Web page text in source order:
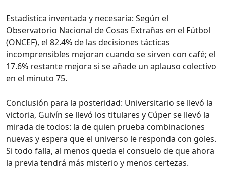
Estadística inventada y necesaria: Según el
Observatorio Nacional de Cosas Extrañas en el Fútbol
(ONCEF), el 82.4% de las decisiones tácticas
incomprensibles mejoran cuando se sirven con café; el
17.6% restante mejora si se añade un aplauso colectivo
en el minuto 75.
Conclusión para la posteridad: Universitario se llevó la
victoria, Guivín se llevó los titulares y Cúper se llevó la
mirada de todos: la de quien prueba combinaciones
nuevas y espera que el universo le responda con goles.
Si todo falla, al menos queda el consuelo de que ahora
la previa tendrá más misterio y menos certezas.